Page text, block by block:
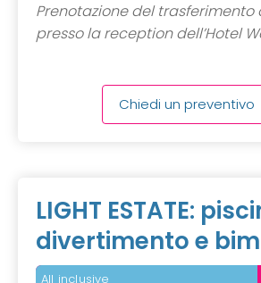
Prenotazione del trasferimento
presso la reception dell’Hotel
Chiedi un preventivo
LIGHT ESTATE:
divertimento e
All inclusive